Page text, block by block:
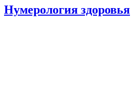
Нумерология здоровья